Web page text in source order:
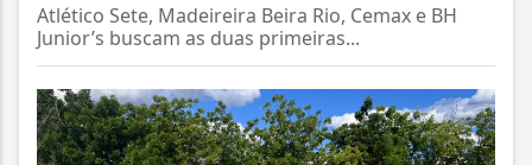
Atlético Sete, Madeireira Beira Rio, Cemax e BH
Junior’s buscam as duas primeiras...